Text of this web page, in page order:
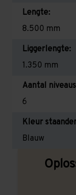
Lengte:
8.500 mm
Liggerlengte:
1.350 mm
Aantal
6
Kleur
Blauw